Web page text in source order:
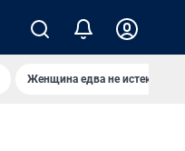
Женщина едва не истекла